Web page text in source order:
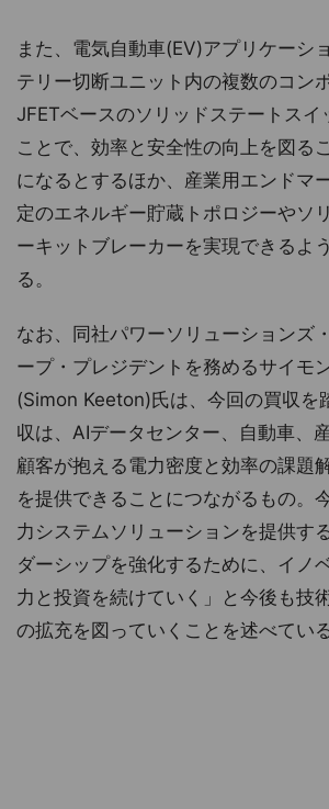
また、電気自動車(EV)アプリケーシ
テリー切断ユニット内の複数のコン
JFETベースのソリッドステートスイ
ことで、効率と安全性の向上を図る
になるとするほか、産業用エンドマ
定のエネルギー貯蔵トポロジーやソ
ーキットブレーカーを実現できるよ
る。
なお、同社パワーソリューションズ
ープ・プレジデントを務めるサイモ
(Simon Keeton)氏は、今回の買収を
収は、AIデータセンター、自動車、
顧客が抱える電力密度と効率の課題
を提供できることにつながるもの。
力システムソリューションを提供す
ダーシップを強化するために、イノ
力と投資を続けていく」と今後も技
の拡充を図っていくことを述べている